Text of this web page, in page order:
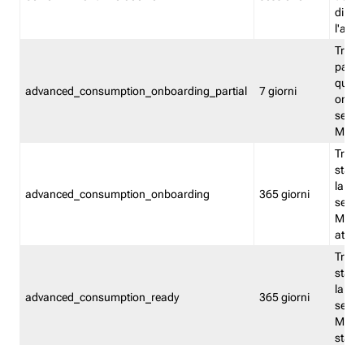
advanced_consumption_onboarding_partial 7 giorni
advanced_consumption_onboarding 365 giorni
stata
la
advanced_consumption_ready 365 giorni
stata
la
stato